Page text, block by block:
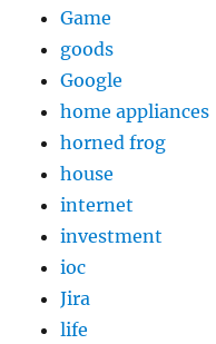
Game
goods
Google
home appliances
horned frog
house
internet
investment
ioc
Jira
life